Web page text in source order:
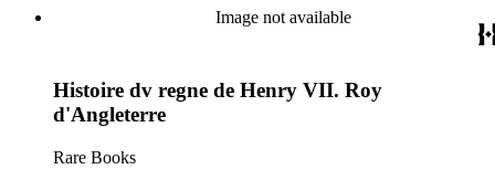
Image not available
Histoire dv regne de Henry VII. Roy
d'Angleterre
Rare Books